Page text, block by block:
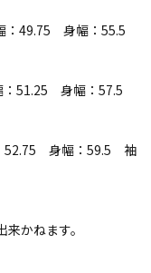
：49.75 身幅：55.5
：51.25 身幅：57.5
52.75 身幅：59.5 袖
かねます。